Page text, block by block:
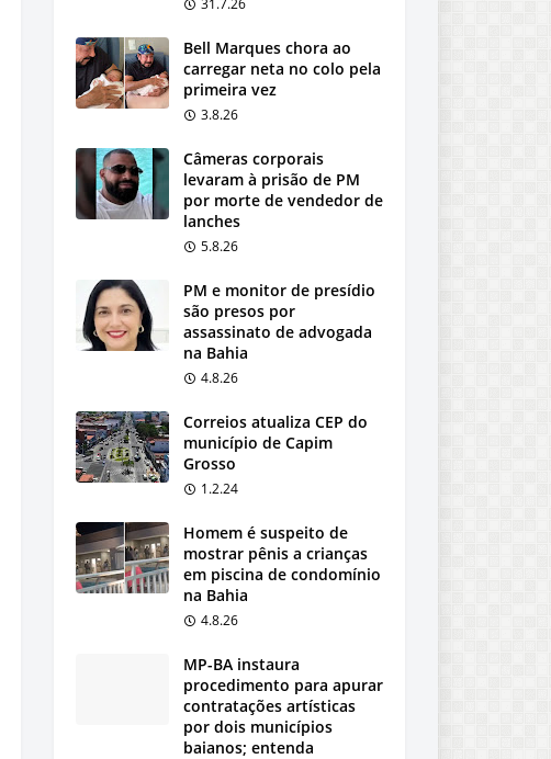
31.7.26
Bell Marques chora ao
carregar neta no colo pela
primeira vez
3.8.26
Câmeras corporais
levaram à prisão de PM
por morte de vendedor de
lanches
5.8.26
PM e monitor de presídio
são presos por
assassinato de advogada
na Bahia
4.8.26
Correios atualiza CEP do
município de Capim
Grosso
1.2.24
Homem é suspeito de
mostrar pênis a crianças
em piscina de condomínio
na Bahia
4.8.26
MP-BA instaura
procedimento para apurar
contratações artísticas
por dois municípios
baianos; entenda